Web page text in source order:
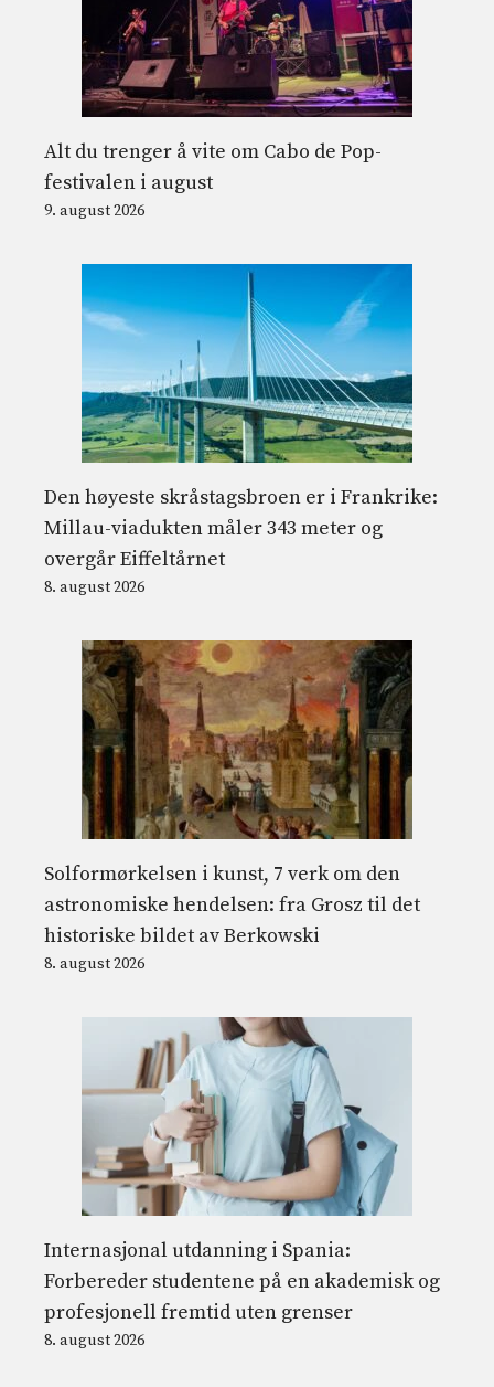
Alt du trenger å vite om Cabo de Pop-
festivalen i august
9. august 2026
Den høyeste skråstagsbroen er i Frankrike:
Millau-viadukten måler 343 meter og
overgår Eiffeltårnet
8. august 2026
Solformørkelsen i kunst, 7 verk om den
astronomiske hendelsen: fra Grosz til det
historiske bildet av Berkowski
8. august 2026
Internasjonal utdanning i Spania:
Forbereder studentene på en akademisk og
profesjonell fremtid uten grenser
8. august 2026